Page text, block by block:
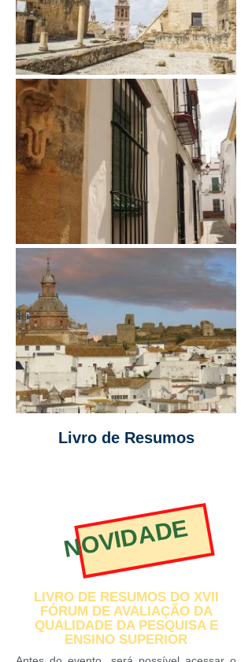
Livro de Resumos
NOVIDADE
LIVRO DE RESUMOS DO XVII
FÓRUM DE AVALIAÇÃO DA
QUALIDADE DA PESQUISA E
ENSINO SUPERIOR